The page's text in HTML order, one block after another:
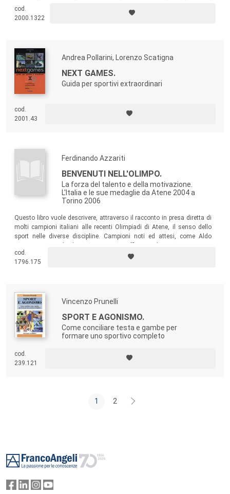
materia di continuo approfondimento e ricordo per molti panathleti.
cod.
2000.1322
Andrea Pollarini, Lorenzo Scatigna
NEXT GAMES.
Guida per sportivi extraordinari
cod.
2001.43
Ferdinando Azzariti
BENVENUTI NELL'OLIMPO.
La forza del talento e della motivazione.
L'Italia e le sue medaglie da Atene 2004 a
Torino 2006
Questo libro vuole descrivere, attraverso il racconto in presa diretta di
molti campioni italiani alle recenti Olimpiadi di Atene, il senso dello
sport nelle diverse discipline. Campioni noti ed attesi, come Aldo
conosciuti dal grande pubblico, come Valentina Turisini, Lucia Morico,
Emanuela Maccarani raccontano le loro storie, con gioie e dolori, con
cod.
1796.175
Vincenzo Prunelli
SPORT E AGONISMO.
Come conciliare testa e gambe per
formare uno sportivo completo
cod.
239.121
1 2